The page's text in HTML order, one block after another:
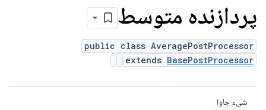
پردازنده متوسط
public class AveragePostProcessor
extends BasePostProcessor
شیء جاوا